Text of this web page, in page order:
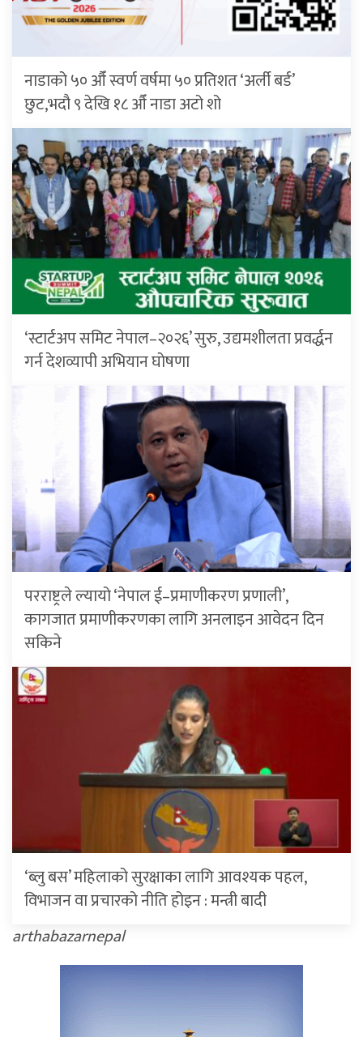
नाडाको ५० औँ स्वर्ण वर्षमा ५० प्रतिशत ‘अर्ली बर्ड’
छुट,भदौ ९ देखि १८ औँ नाडा अटो शो
‘स्टार्टअप समिट नेपाल–२०२६’ सुरु, उद्यमशीलता प्रवर्द्धन
गर्न देशव्यापी अभियान घोषणा
परराष्ट्रले ल्यायो ‘नेपाल ई–प्रमाणीकरण प्रणाली’,
कागजात प्रमाणीकरणका लागि अनलाइन आवेदन दिन
सकिने
‘ब्लु बस’ महिलाको सुरक्षाका लागि आवश्यक पहल,
विभाजन वा प्रचारको नीति होइन : मन्त्री बादी
arthabazarnepal